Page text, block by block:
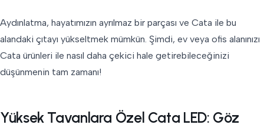
Aydınlatma, hayatımızın ayrılmaz bir parçası ve Cata ile bu
alandaki çıtayı yükseltmek mümkün. Şimdi, ev veya ofis alanınızı
Cata ürünleri ile nasıl daha çekici hale getirebileceğinizi
düşünmenin tam zamanı!
Yüksek Tavanlara Özel Cata LED: Göz